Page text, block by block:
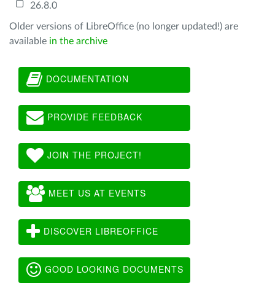
26.8.0
Older versions of LibreOffice (no longer updated!) are
available in the archive
DOCUMENTATION
PROVIDE FEEDBACK
JOIN THE PROJECT!
MEET US AT EVENTS
DISCOVER LIBREOFFICE
GOOD LOOKING DOCUMENTS